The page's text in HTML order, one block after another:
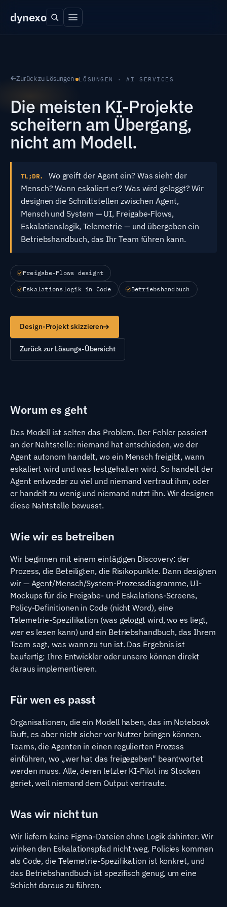
dynexo
Zurück zu Lösungen LÖSUNGEN · AI SERVICES
Die meisten KI-Projekte
scheitern am Übergang,
nicht am Modell.
TL;DR.
Wo greift der Agent ein? Was sieht der
Mensch? Wann eskaliert er? Was wird geloggt? Wir
designen die Schnittstellen zwischen Agent,
Mensch und System — UI, Freigabe-Flows,
Eskalationslogik, Telemetrie — und übergeben ein
Betriebshandbuch, das Ihr Team führen kann.
Freigabe-Flows designt
Eskalationslogik in Code Betriebshandbuch
Design-Projekt skizzieren
Zurück zur Lösungs-Übersicht
Worum es geht
Das Modell ist selten das Problem. Der Fehler passiert
an der Nahtstelle: niemand hat entschieden, wo der
Agent autonom handelt, wo ein Mensch freigibt, wann
eskaliert wird und was festgehalten wird. So handelt der
Agent entweder zu viel und niemand vertraut ihm, oder
er handelt zu wenig und niemand nutzt ihn. Wir designen
diese Nahtstelle bewusst.
Wie wir es betreiben
Wir beginnen mit einem eintägigen Discovery: der
Prozess, die Beteiligten, die Risikopunkte. Dann designen
wir — Agent/Mensch/System-Prozessdiagramme, UI-
Mockups für die Freigabe- und Eskalations-Screens,
Policy-Definitionen in Code (nicht Word), eine
Telemetrie-Spezifikation (was geloggt wird, wo es liegt,
wer es lesen kann) und ein Betriebshandbuch, das Ihrem
Team sagt, was wann zu tun ist. Das Ergebnis ist
baufertig: Ihre Entwickler oder unsere können direkt
daraus implementieren.
Für wen es passt
Organisationen, die ein Modell haben, das im Notebook
läuft, es aber nicht sicher vor Nutzer bringen können.
Teams, die Agenten in einen regulierten Prozess
einführen, wo „wer hat das freigegeben" beantwortet
werden muss. Alle, deren letzter KI-Pilot ins Stocken
geriet, weil niemand dem Output vertraute.
Was wir nicht tun
Wir liefern keine Figma-Dateien ohne Logik dahinter. Wir
winken den Eskalationspfad nicht weg. Policies kommen
als Code, die Telemetrie-Spezifikation ist konkret, und
das Betriebshandbuch ist spezifisch genug, um eine
Schicht daraus zu führen.